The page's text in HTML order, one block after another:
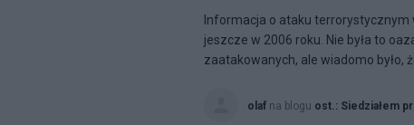
Informacja o ataku
jeszcze w 2006 roku. Nie była to
zaatakowanych, ale wiadomo było,
olaf na blogu ost.: Siedziałem